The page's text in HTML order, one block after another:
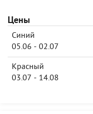
Цены
Синий
05.06 - 02.07
Красный
03.07 - 14.08